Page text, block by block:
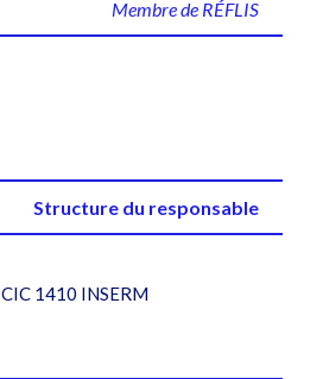
Membre de RÉFLIS
Structure du responsable
CIC 1410 INSERM